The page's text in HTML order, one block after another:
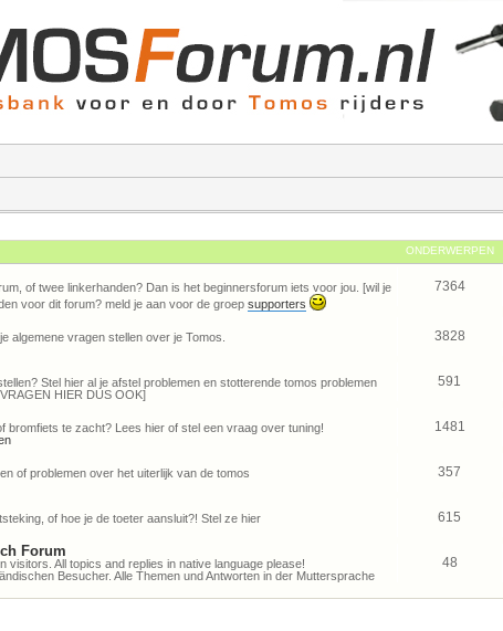
ONDERWERPEN
of twee linkerhanden? Dan is het beginnersforum iets voor jou. [wil je
voor dit forum? meld je aan voor de groep supporters
7364
algemene vragen stellen over je Tomos. 3828
Stel hier al je afstel problemen en stotterende tomos problemen
HIER DUS OOK]
591
bromfiets te zacht? Lees hier of stel een vraag over tuning!
1481
of problemen over het uiterlijk van de tomos 357
of hoe je de toeter aansluit?! Stel ze hier 615
Forum
visitors. All topics and replies in native language please!
Besucher. Alle Themen und Antworten in der Muttersprache
48